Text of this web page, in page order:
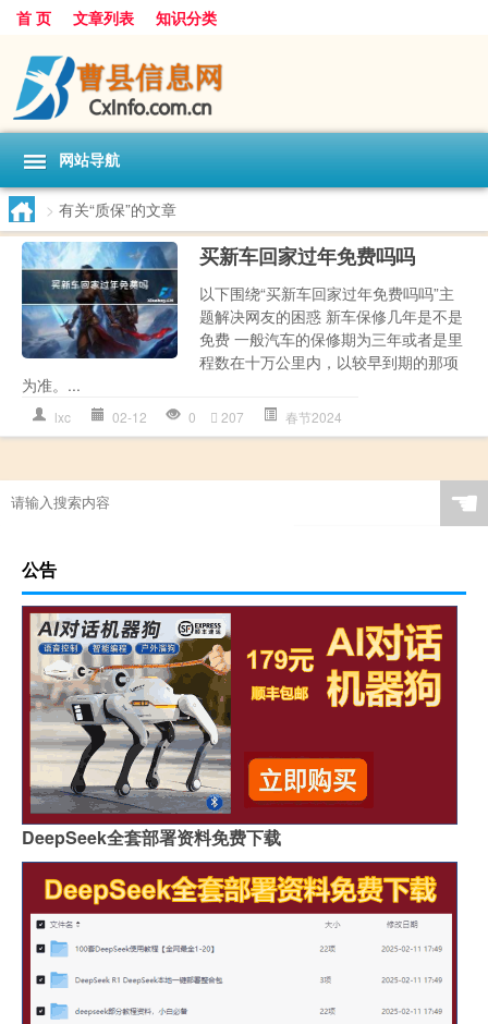
首 页 文章列表 知识分类
网站导航
> 有关“质保”的文章
买新车回家过年免费吗吗
以下围绕“买新车回家过年免费吗吗”主
题解决网友的困惑 新车保修几年是不是
免费 一般汽车的保修期为三年或者是里
程数在十万公里内，以较早到期的那项
为准。...
lxc 02-12 0 207 春节2024
☚
公告
DeepSeek全套部署资料免费下载